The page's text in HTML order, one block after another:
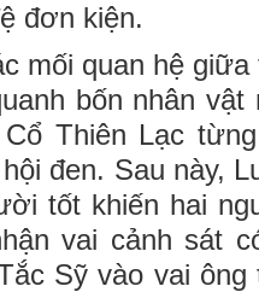
đơn kiện.
mối quan hệ
bốn nhân vật
Thiên Lạc
đen. Sau này,
tốt khiến hai
vai cảnh sát
Sỹ vào vai ông